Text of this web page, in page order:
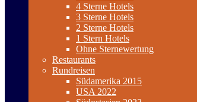
4 Sterne Hotels
3 Sterne Hotels
2 Sterne Hotels
1 Stern Hotels
Ohne Sternewertung
Restaurants
Rundreisen
Südamerika 2015
USA 2022